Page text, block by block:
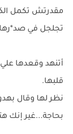
مقدرتش تكمل
تجلجل في
أتنهد وقعدها
قلبها.
نظر لها وقال
بحاجة...غير إنك